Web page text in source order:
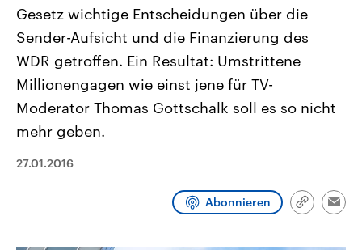
Landtagswahl Sachsen-Anhalt
2026
Alle Informationen
Sachsen-Anhalt wählt am 6.
September 2026 einen neuen
Landtag. Seit 2021 wird das
Bundesland von einer Koalition aus
Umfragen, Prognosen,
Wahlprogramme, aktuelle Berichte
und Hintergründe zu den Parteien
Wahl.
Aktuelle Beiträge,
Hintergründe
Wirtschaftlich und
gehören die Vereinigten
mit großem Einfluss auf
Sendungen
Gesetz wichtige Entscheidungen über die
Sender-Aufsicht und die Finanzierung des
WDR getroffen. Ein Resultat: Umstrittene
Millionengagen wie einst jene für TV-
Moderator Thomas Gottschalk soll es so nicht
mehr geben.
27.01.2016
Abonnieren
Link